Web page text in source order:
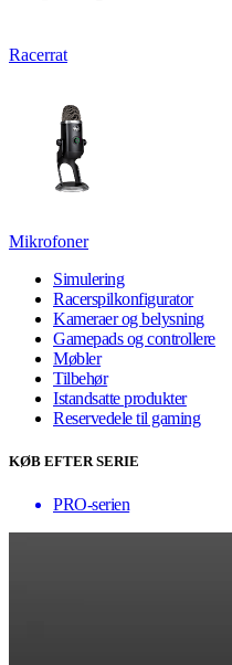
Racerrat
Mikrofoner
Simulering
Racerspilkonfigurator
Kameraer og belysning
Gamepads og controllere
Møbler
Tilbehør
Istandsatte produkter
Reservedele til gaming
KØB EFTER SERIE
PRO-serien